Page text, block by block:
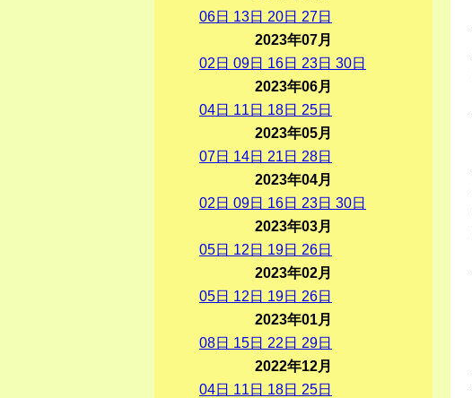
06日 13日 20日 27日
2023年07月
02 日 09日 16日 23日 30日
2023年06月
04日 11 日 18日 25日
2023年05月
07日 14日 21 日 28日
2023年04月
02 日 09日 16日 23日 30日
2023年03月
05日 12 日 19日 26日
2023年02月
05日 12 日 19日 26日
2023年01月
08日 15日 22 日 29日
2022年12月
04日 11 日 18日 25日